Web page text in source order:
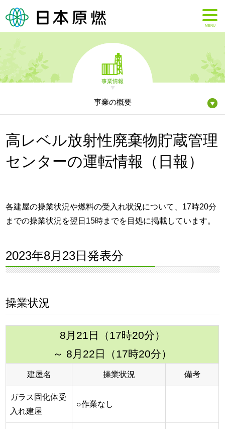
MENU
事業情報
事業の概要
高レベル放射性廃棄物貯蔵管理
センターの運転情報（日報）
各建屋の操業状況や燃料の受入れ状況について、17時20分
までの操業状況を翌日15時までを目処に掲載しています。
2023年8月23日発表分
操業状況
8月21日（17時20分）
～ 8月22日（17時20分）
建屋名 操業状況 備考
ガラス固化体受
入れ建屋
○作業なし